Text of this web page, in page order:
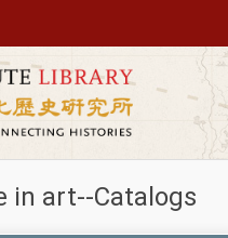
in art--Catalogs